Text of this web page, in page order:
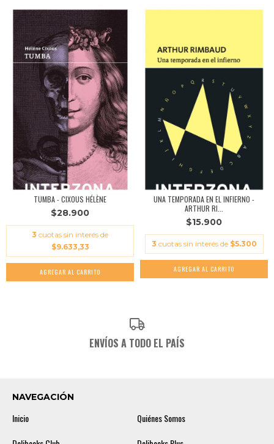
TUMBA - CIXOUS HÉLÈNE
$28.900
3 cuotas sin interés de
$9.633,33
UNA TEMPORADA EN EL INFIERNO -
ARTHUR RI...
$15.900
3 cuotas sin interés de $5.300
ENVÍOS A TODO EL PAÍS
NAVEGACIÓN
Inicio
Quiénes Somos